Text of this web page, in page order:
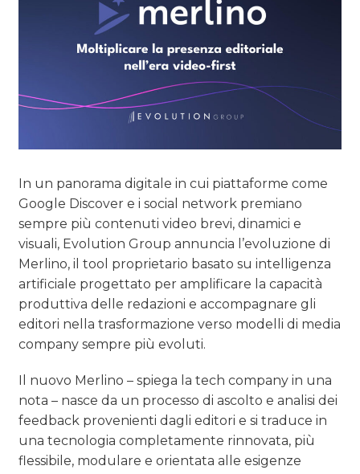
In un panorama digitale in cui piattaforme come
Google Discover e i social network premiano
sempre più contenuti video brevi, dinamici e
visuali, Evolution Group annuncia l’evoluzione di
Merlino, il tool proprietario basato su intelligenza
artificiale progettato per amplificare la capacità
produttiva delle redazioni e accompagnare gli
editori nella trasformazione verso modelli di media
company sempre più evoluti.
Il nuovo Merlino – spiega la tech company in una
nota – nasce da un processo di ascolto e analisi dei
feedback provenienti dagli editori e si traduce in
una tecnologia completamente rinnovata, più
flessibile, modulare e orientata alle esigenze